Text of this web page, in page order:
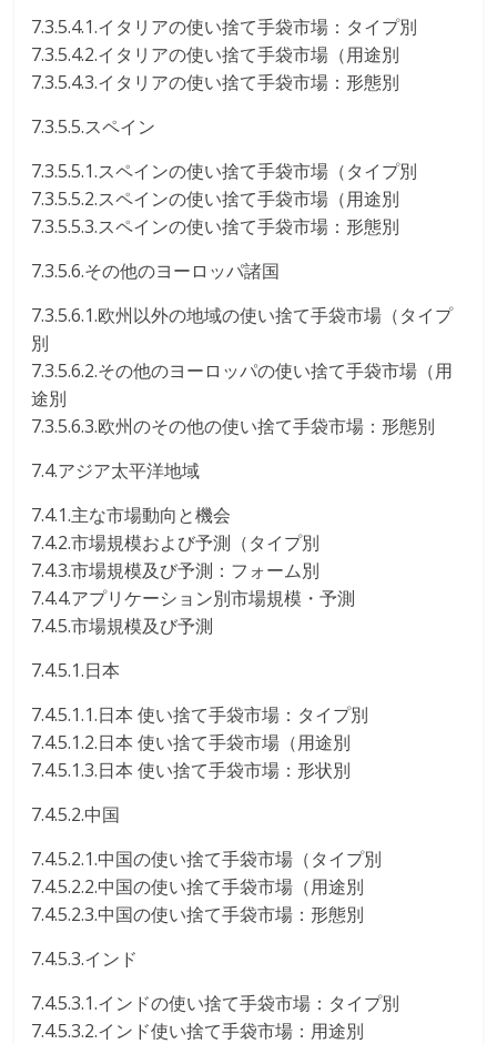
7.3.5.4.1.イタリアの使い捨て手袋市場：タイプ別
7.3.5.4.2.イタリアの使い捨て手袋市場（用途別
7.3.5.4.3.イタリアの使い捨て手袋市場：形態別
7.3.5.5.スペイン
7.3.5.5.1.スペインの使い捨て手袋市場（タイプ別
7.3.5.5.2.スペインの使い捨て手袋市場（用途別
7.3.5.5.3.スペインの使い捨て手袋市場：形態別
7.3.5.6.その他のヨーロッパ諸国
7.3.5.6.1.欧州以外の地域の使い捨て手袋市場（タイプ
別
7.3.5.6.2.その他のヨーロッパの使い捨て手袋市場（用
途別
7.3.5.6.3.欧州のその他の使い捨て手袋市場：形態別
7.4.アジア太平洋地域
7.4.1.主な市場動向と機会
7.4.2.市場規模および予測（タイプ別
7.4.3.市場規模及び予測：フォーム別
7.4.4.アプリケーション別市場規模・予測
7.4.5.市場規模及び予測
7.4.5.1.日本
7.4.5.1.1.日本 使い捨て手袋市場：タイプ別
7.4.5.1.2.日本 使い捨て手袋市場（用途別
7.4.5.1.3.日本 使い捨て手袋市場：形状別
7.4.5.2.中国
7.4.5.2.1.中国の使い捨て手袋市場（タイプ別
7.4.5.2.2.中国の使い捨て手袋市場（用途別
7.4.5.2.3.中国の使い捨て手袋市場：形態別
7.4.5.3.インド
7.4.5.3.1.インドの使い捨て手袋市場：タイプ別
7.4.5.3.2.インド使い捨て手袋市場：用途別